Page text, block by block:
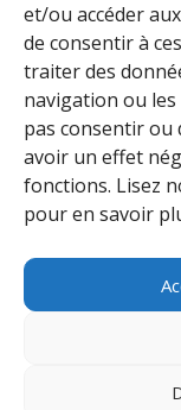
et/ou accéder
de consentir à
traiter des
navigation ou les
pas consentir
avoir un effet
fonctions. Lisez
pour en savoir
Rapport
Rapport
Rapport
Rapport